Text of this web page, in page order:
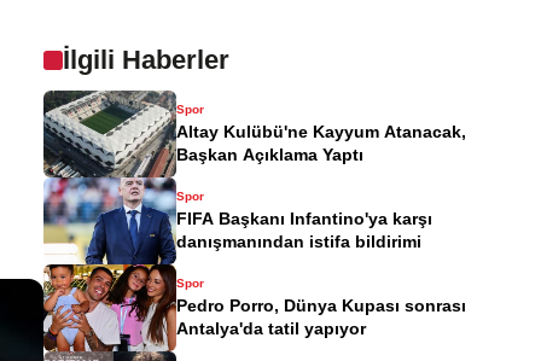
İlgili Haberler
Spor
Altay Kulübü'ne Kayyum Atanacak,
Başkan Açıklama Yaptı
Spor
FIFA Başkanı Infantino'ya karşı
danışmanından istifa bildirimi
Spor
Pedro Porro, Dünya Kupası sonrası
Antalya'da tatil yapıyor